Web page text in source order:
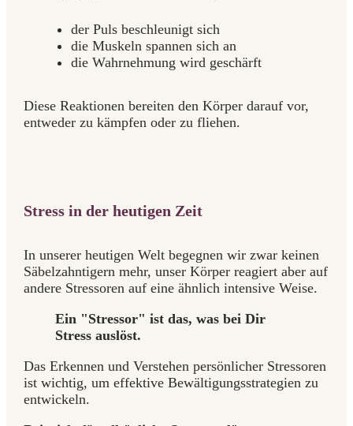
der Puls beschleunigt sich
die Muskeln spannen sich an
die Wahrnehmung wird geschärft
Diese Reaktionen bereiten den Körper darauf vor,
entweder zu kämpfen oder zu fliehen.
Stress in der heutigen Zeit
In unserer heutigen Welt begegnen wir zwar keinen
Säbelzahntigern mehr, unser Körper reagiert aber auf
andere Stressoren auf eine ähnlich intensive Weise.
Ein "Stressor" ist das, was bei Dir
Stress auslöst.
Das Erkennen und Verstehen persönlicher Stressoren
ist wichtig, um effektive Bewältigungsstrategien zu
entwickeln.